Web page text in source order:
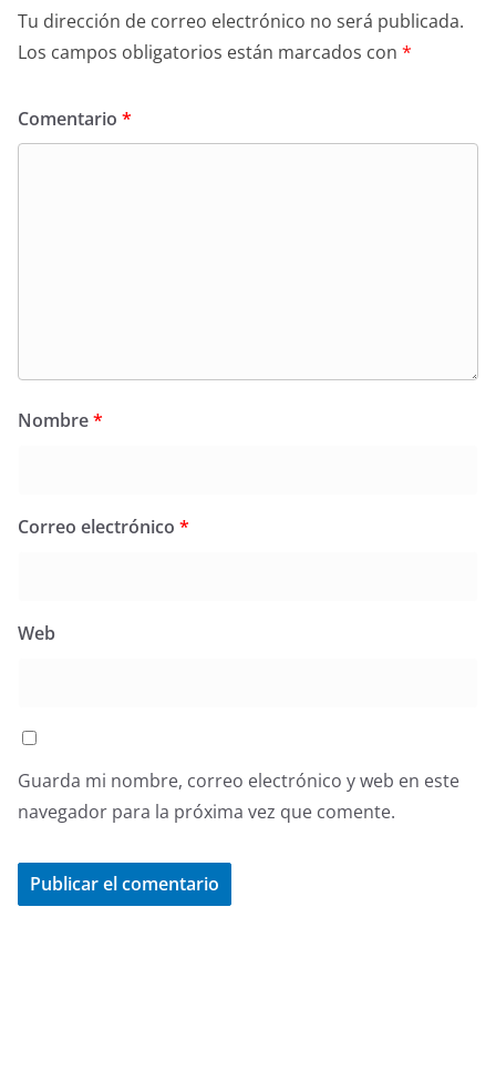
Tu dirección de correo electrónico no será publicada.
Los campos obligatorios están marcados con *
Comentario *
Nombre*
Correo electrónico *
Web
Guarda mi nombre, correo electrónico y web en este
navegador para la próxima vez que comente.